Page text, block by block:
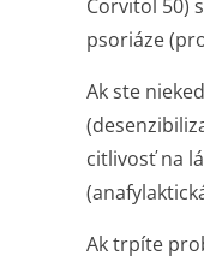
Corvitol 50)
psoriáze
Ak ste
citlivosť na
Ak trpíte